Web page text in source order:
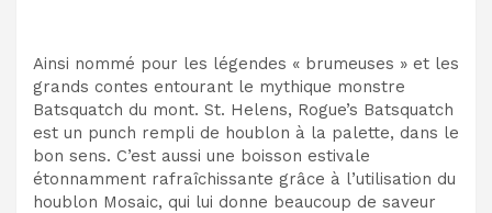
Ainsi nommé pour les légendes « brumeuses » et les
grands contes entourant le mythique monstre
Batsquatch du mont. St. Helens, Rogue’s Batsquatch
est un punch rempli de houblon à la palette, dans le
bon sens. C’est aussi une boisson estivale
étonnamment rafraîchissante grâce à l’utilisation du
houblon Mosaic, qui lui donne beaucoup de saveur